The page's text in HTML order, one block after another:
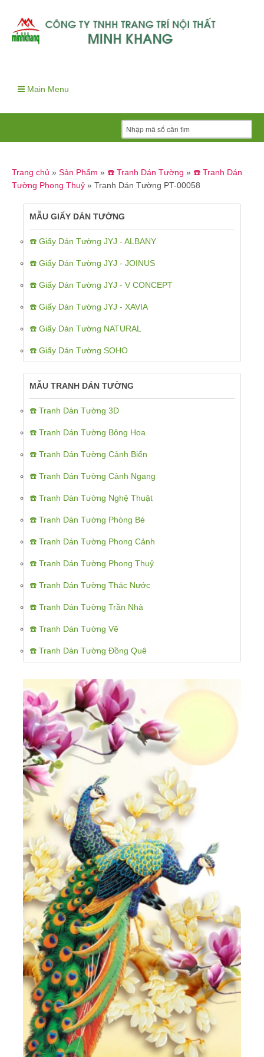
Main Menu
Trang chủ » Sản Phẩm » ☎️ Tranh Dán Tường » ☎️ Tranh Dán
Tường Phong Thuỷ » Tranh Dán Tường PT-00058
MẪU GIẤY DÁN TƯỜNG
☎️ Giấy Dán Tường JYJ - ALBANY
☎️ Giấy Dán Tường JYJ - JOINUS
☎️ Giấy Dán Tường JYJ - V CONCEPT
☎️ Giấy Dán Tường JYJ - XAVIA
☎️ Giấy Dán Tường NATURAL
☎️ Giấy Dán Tường SOHO
MẪU TRANH DÁN TƯỜNG
☎️ Tranh Dán Tường 3D
☎️ Tranh Dán Tường Bông Hoa
☎️ Tranh Dán Tường Cảnh Biển
☎️ Tranh Dán Tường Cảnh Ngang
☎️ Tranh Dán Tường Nghệ Thuật
☎️ Tranh Dán Tường Phòng Bé
☎️ Tranh Dán Tường Phong Cảnh
☎️ Tranh Dán Tường Phong Thuỷ
☎️ Tranh Dán Tường Thác Nước
☎️ Tranh Dán Tường Trần Nhà
☎️ Tranh Dán Tường Vẽ
☎️ Tranh Dán Tường Đồng Quê